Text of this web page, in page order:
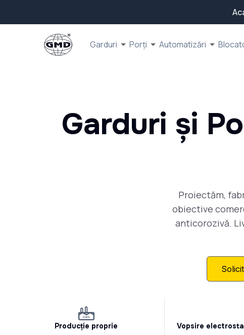
Garduri Porți Automatizări
Garduri și
Proiectăm,
obiective
anticorozivă.
Producție proprie Vopsire